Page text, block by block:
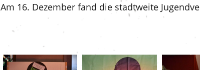
Am 16. Dezember fand die stadtweite